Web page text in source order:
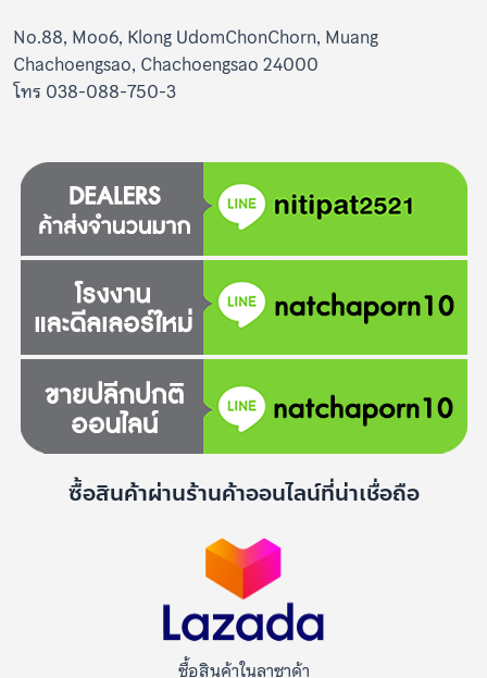
No.88, Moo6, Klong UdomChonChorn, Muang
Chachoengsao, Chachoengsao 24000
โทร 038-088-750-3
ซื้อสินค้าผ่านร้านค้าออนไลน์ที่น่าเชื่อถือ
ซื้อสินค้าในลาซาด้า